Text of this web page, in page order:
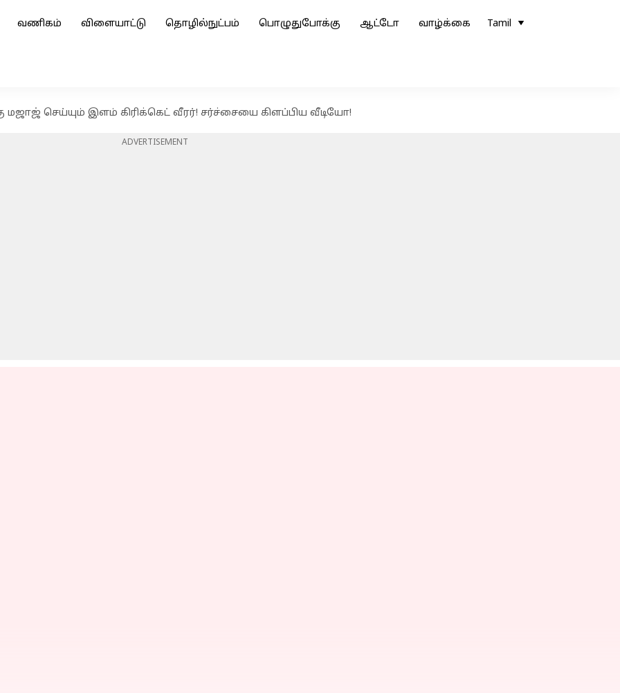
வணிகம் விளையாட்டு தொழில்நுட்பம் பொழுதுபோக்கு ஆட்டோ வாழ்க்கை Tamil
மஜாஜ் செய்யும் இளம் கிரிக்கெட் வீரர்! சர்ச்சையை கிளப்பிய வீடியோ!
ADVERTISEMENT